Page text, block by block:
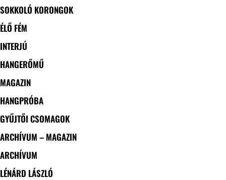
SOKKOLÓ KORONGOK
ÉLŐ FÉM
INTERJÚ
HANGERŐMŰ
MAGAZIN
HANGPRÓBA
GYŰJTŐI CSOMAGOK
ARCHÍVUM – MAGAZIN
ARCHÍVUM
LÉNÁRD LÁSZLÓ